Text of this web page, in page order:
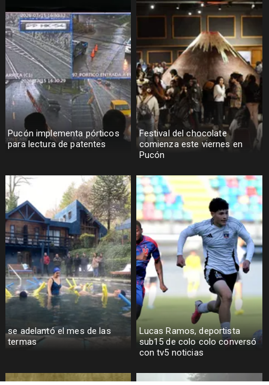
Pucón implementa pórticos
para lectura de patentes
Festival del chocolate
comienza este viernes en
Pucón
se adelantó el mes de las
termas
Lucas Ramos, deportista
sub15 de colo colo conversó
con tv5 noticias